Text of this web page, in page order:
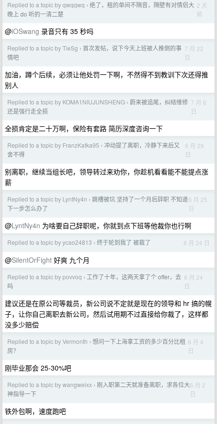
Replied to a topic by qwqqwq › 绝了，租的单间不隔音，隔壁有对情侣大
晚上 do 听的一清二楚
2 天
前
@iOSwang 录音只有 35 秒吗
Replied to a topic by TieSg › 首次发帖，说下今天上班被人推倒的事
情吧
7 月 22
日
加油，蹲个后续，必须让他处罚一下啊，不然得不到教训下次还得推
别人
Replied to a topic by KOMA1NIUJUNSHENG › 蔚来被追尾，纠结维修
还是强行走全损
7 月 6
日
全损肯定是二十万啊，保险有套路 简历深度咨询一下
Replied to a topic by FranzKafka95 › 冲动提了离职，冷静下来后又
舍不得
6 月 29
日
别离职，继续当组长吧，领导转过来劝你，你趁机看看能不能提点涨
薪
Replied to a topic by LyntNy4n › 跳槽被坑 坚持了一个月后辞职 不知道
下一步怎么办了
6 月 25
日
@LyntNy4n 为啥要自己辞职呢，你就到点下班等他裁你也行啊
Replied to a topic by ycao24813 › 终于轮到我了 被裁了 6 月 24 日
@SilentOrFight 好爽 九个月
Replied to a topic by povvoq › 工作了十年，这两天拿了个 offer，去
吗
6 月 24
日
建议还是在原公司等裁员，新公司说不定就是现在的领导和 hr 搞的幌
子，让你自己离职去新公司，然后试用期不过直接给你裁了，这样都
没多少赔偿
Replied to a topic by Vermonth › 想问一下上海拿工资的多少百分比租
房？
6 月 4
日
刚毕业那会 25-30%吧
Replied to a topic by wangweixx › 刚入职第二天就准备离职，求各位大
神指导一下
6 月 2
日
铁外包啊，速度跑吧